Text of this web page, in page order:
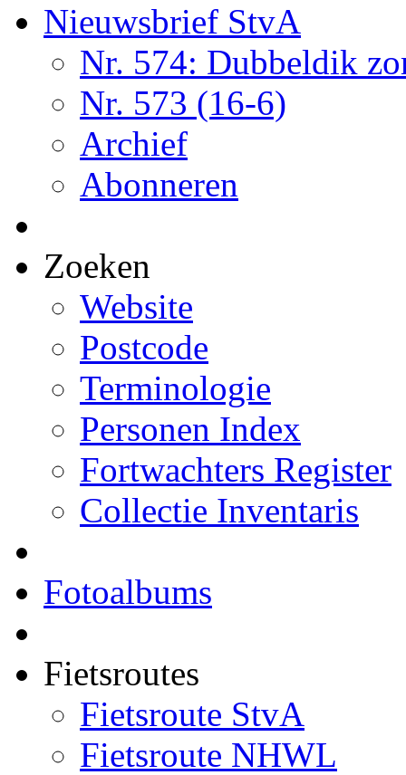
Nieuwsbrief StvA
Nr. 574: Dubbeldik
Nr. 573 (16-6)
Archief
Abonneren
Zoeken
Website
Postcode
Terminologie
Personen Index
Fortwachters Register
Collectie Inventaris
Fotoalbums
Fietsroutes
Fietsroute StvA
Fietsroute NHWL